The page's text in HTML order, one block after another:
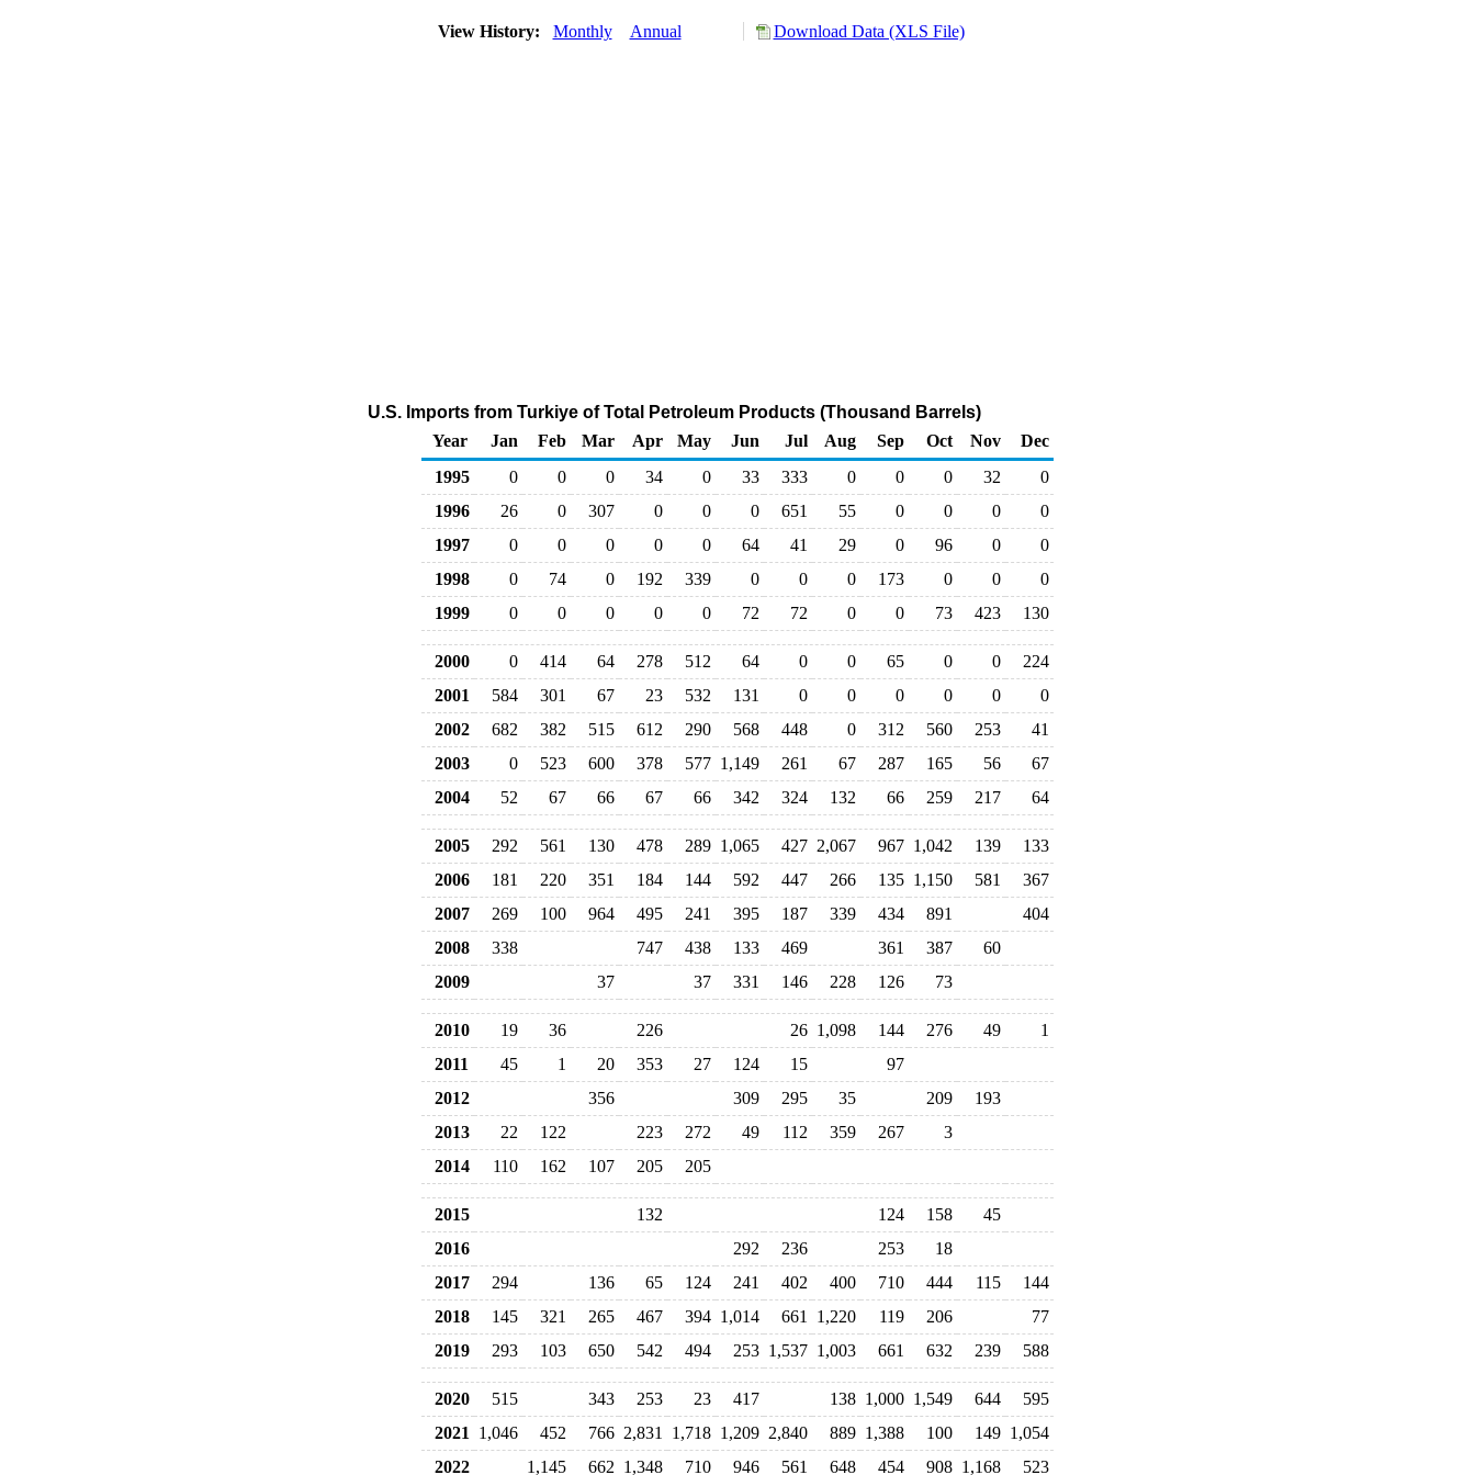
View History: Monthly Annual Download Data (XLS File)
U.S. Imports from Turkiye of Total Petroleum Products (Thousand Barrels)
Year
Jan Feb Mar Apr May Jun Jul Aug Sep Oct Nov
Dec
1995
0 0 0 34 0 33 333 0 0 0 32
0
1996
26 0 307 0 0 0 651 55 0 0 0
0
1997
0 0 0 0 0 64 41 29 0 96 0
0
1998
0 74 0 192 339 0 0 0 173 0 0
0
1999
0 0 0 0 0 72 72 0 0 73 423 130
2000 0 414 64 278 512 64 0 0 65 0 0
224
2001
584 301 67 23 532 131 0 0 0 0 0
0
2002
682 382 515 612 290 568 448 0 312 560 253
41
2003
0 523 600 378 577 1,149 261 67 287 165 56
67
2004
52 67 66 67 66 342 324 132 66 259 217 64
2005 292 561 130 478 289 1,065 427 2,067 967 1,042 139
133
2006
181 220 351 184 144 592 447 266 135 1,150 581
367
2007
269 100 964 495 241 395 187 339 434 891
404
2008
338 747 438 133 469 361 387
60
2009
37 37 331 146 228 126 73
2010 19 36 226 26 1,098 144 276 49
1
2011
45 1 20 353 27 124 15
97
2012
356 309 295 35 209
193
2013
22 122 223 272 49 112 359 267
3
2014
110 162 107 205 205
2015 132 124 158
45
2016
292 236 253
18
2017
294 136 65 124 241 402 400 710 444 115
144
2018
145 321 265 467 394 1,014 661 1,220 119 206
77
2019
293 103 650 542 494 253 1,537 1,003 661 632 239 588
2020 515 343 253 23 417 138 1,000 1,549 644
595
2021
1,046 452 766 2,831 1,718 1,209 2,840 889 1,388 100 149 1,054
2022
1,145 662 1,348 710 946 561 648 454 908 1,168 523